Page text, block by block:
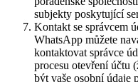
subjekty poskytující
Kontakt se správcem
WhatsApp můžete
kontaktovat správce
procesu otevření účtu
být vaše osobní údaje